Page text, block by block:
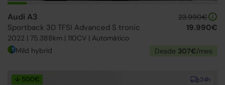
Audi A3
Sportback 30 TFSI Advanced S tronic
2022 | 75.388km | 110CV | Automático
23.990€
19.990€
Mild hybrid Desde 307€/mes
24h
↓ 500€